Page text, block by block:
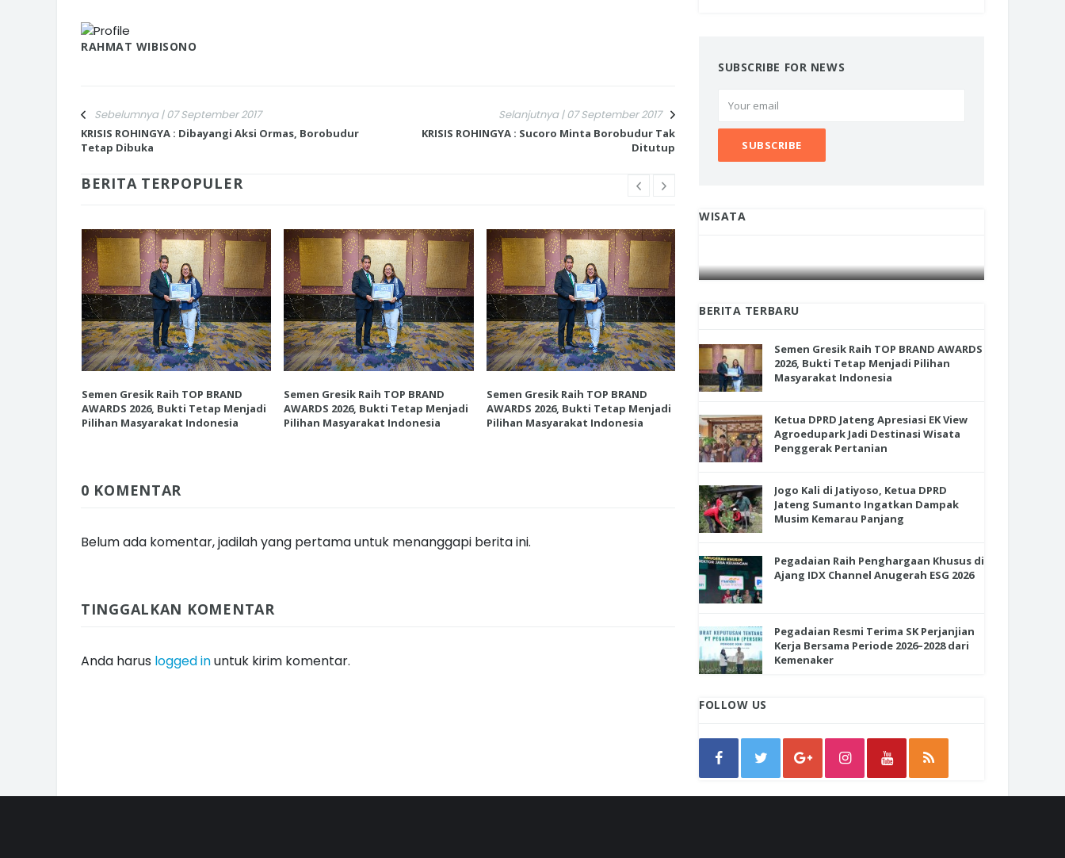
RAHMAT WIBISONO
Sebelumnya | 07 September 2017
KRISIS ROHINGYA : Dibayangi Aksi Ormas, Borobudur
Tetap Dibuka
Selanjutnya | 07 September 2017
KRISIS ROHINGYA : Sucoro Minta Borobudur Tak
Ditutup
BERITA TERPOPULER
Semen Gresik Raih TOP BRAND
AWARDS 2026, Bukti Tetap Menjadi
Pilihan Masyarakat Indonesia
Semen Gresik Raih TOP BRAND
AWARDS 2026, Bukti Tetap Menjadi
Pilihan Masyarakat Indonesia
Semen Gresik Raih TOP BRAND
AWARDS 2026, Bukti Tetap Menjadi
Pilihan Masyarakat Indonesia
Semen Gresik Raih TOP BRAND
Pilihan Masyarakat Indonesia
0 KOMENTAR
Belum ada komentar, jadilah yang pertama untuk menanggapi berita ini.
TINGGALKAN KOMENTAR
Anda harus logged inuntuk kirim komentar.
SUBSCRIBE FOR NEWS
WISATA
INI CARA UMAT KRISTIANI SALATIGA
JAGA KERUKUNAN SAMBUT NATAL
INI CARA UMAT KRISTIANI SALATIGA
JAGA KERUKUNAN SAMBUT NATAL
BERITA TERBARU
Semen Gresik Raih TOP BRAND AWARDS
2026, Bukti Tetap Menjadi Pilihan
Masyarakat Indonesia
Ketua DPRD Jateng Apresiasi EK View
Agroedupark Jadi Destinasi Wisata
Penggerak Pertanian
Jogo Kali di Jatiyoso, Ketua DPRD
Jateng Sumanto Ingatkan Dampak
Musim Kemarau Panjang
Pegadaian Raih Penghargaan Khusus di
Ajang IDX Channel Anugerah ESG 2026
Pegadaian Resmi Terima SK Perjanjian
Kerja Bersama Periode 2026–2028 dari
Kemenaker
FOLLOW US